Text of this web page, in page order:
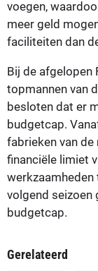
voegen,
meer geld
faciliteiten dan
Bij de afgelopen
topmannen van
besloten dat er
budgetcap.
fabrieken van
financiële limiet
werkzaamheden
volgend seizoen
budgetcap.
Gerelateerd